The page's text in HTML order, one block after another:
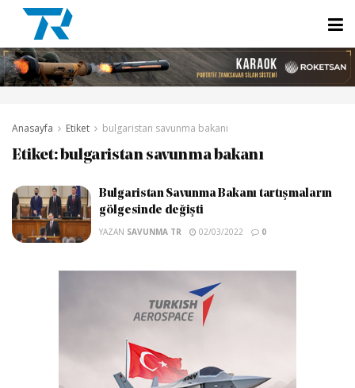
Anasayfa Etiket bulgaristan savunma bakanı
Etiket: bulgaristan savunma bakanı
Bulgaristan Savunma Bakanı tartışmaların
gölgesinde değişti
YAZAN SAVUNMA TR 02/03/2022 0